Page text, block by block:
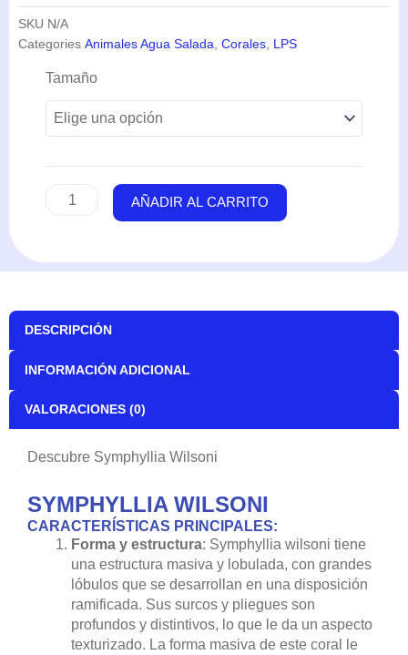
SKU N/A
Categories Animales Agua Salada Corales LPS
Tamaño
Symphyllia
cantidad
AÑADIR AL CARRITO
DESCRIPCIÓN
INFORMACIÓN ADICIONAL
VALORACIONES (0)
Descubre Symphyllia Wilsoni
SYMPHYLLIA WILSONI
CARACTERÍSTICAS PRINCIPALES:
Forma y estructura: Symphyllia wilsoni tiene
una estructura masiva y lobulada, con grandes
lóbulos que se desarrollan en una disposición
ramificada. Sus surcos y pliegues son
profundos y distintivos, lo que le da un aspecto
texturizado. La forma masiva de este coral le